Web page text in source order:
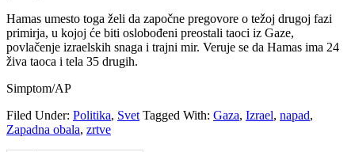
Hamas umesto toga želi da započne pregovore o težoj drugoj fazi
primirja, u kojoj će biti oslobođeni preostali taoci iz Gaze,
povlačenje izraelskih snaga i trajni mir. Veruje se da Hamas ima 24
živa taoca i tela 35 drugih.
Simptom/AP
Filed Under: Politika, Svet Tagged With: Gaza, Izrael, napad,
Zapadna obala, zrtve